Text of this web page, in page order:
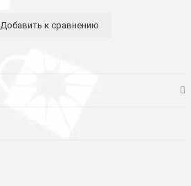
Добавить к сравнению